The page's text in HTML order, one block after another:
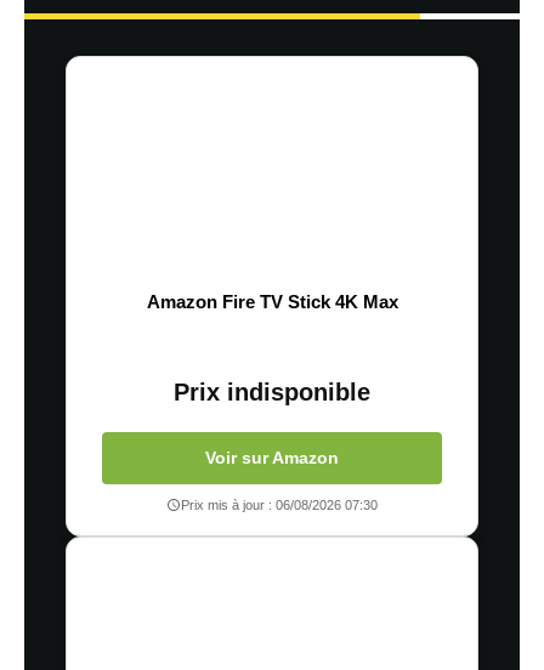
Amazon Fire TV Stick 4K Max
Prix indisponible
Voir sur Amazon
Prix mis à jour : 06/08/2026 07:30